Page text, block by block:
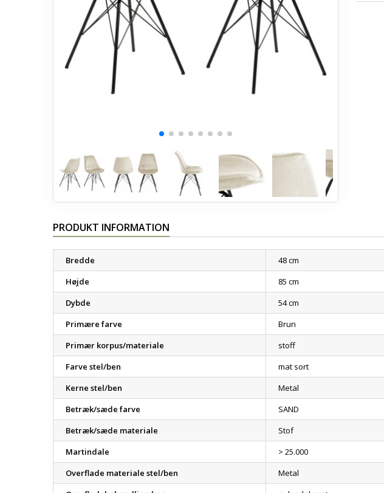
PRODUKT INFORMATION
Bredde
48 cm
Højde
85 cm
Dybde
54 cm
Primære farve
Brun
Primær korpus/materiale
stoff
Farve stel/ben
mat sort
Kerne stel/ben
Metal
Betræk/sæde farve
SAND
Betræk/sæde materiale
Stof
Martindale
> 25.000
Overflade materiale stel/ben
Metal